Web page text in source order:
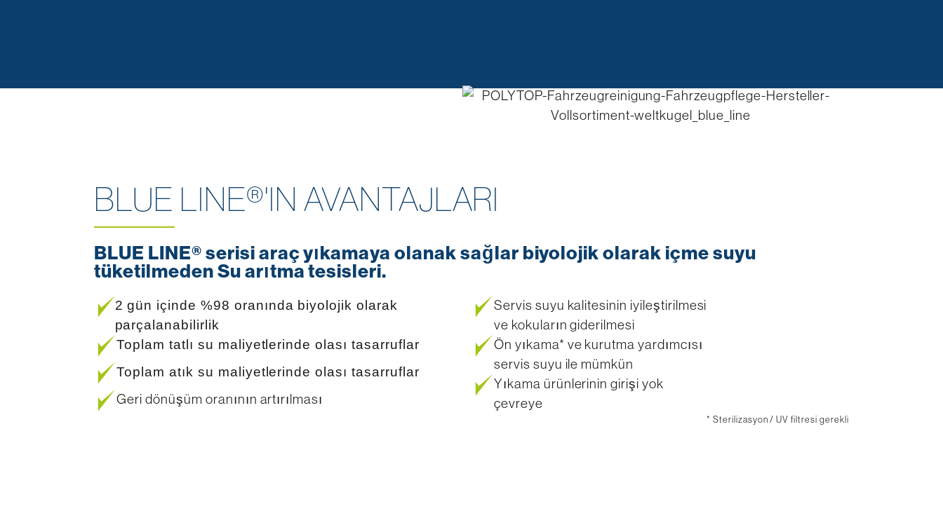
BLUE LINE®'IN AVANTAJLARI
BLUE LINE® serisi araç yıkamaya olanak sağlar biyolojik olarak içme suyu
tüketilmeden Su arıtma tesisleri.
2 gün içinde %98 oranında biyolojik olarak
parçalanabilirlik
Toplam tatlı su maliyetlerinde olası tasarruflar
Toplam atık su maliyetlerinde olası tasarruflar
Geri dönüşüm oranının artırılması
Servis suyu kalitesinin iyileştirilmesi
ve kokuların giderilmesi
Ön yıkama* ve kurutma yardımcısı
servis suyu ile mümkün
Yıkama ürünlerinin girişi yok
çevreye
* Sterilizasyon / UV filtresi gerekli